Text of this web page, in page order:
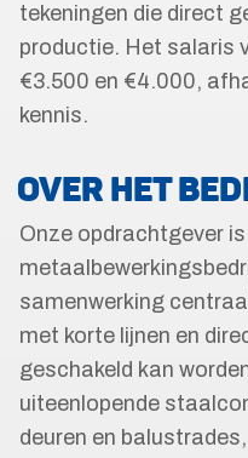
tekeningen die direct
productie. Het salaris
€3.500 en €4.000,
kennis.
OVER HET
Onze opdrachtgever
samenwerking
met korte lijnen en
geschakeld kan
uiteenlopende
deuren en